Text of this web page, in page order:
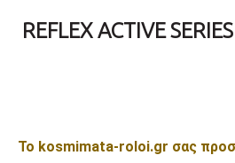
REFLEX ACTIVE
Το kosmimata-roloi.gr σας